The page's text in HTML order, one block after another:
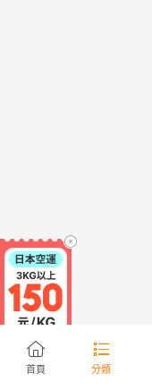
首頁 分類